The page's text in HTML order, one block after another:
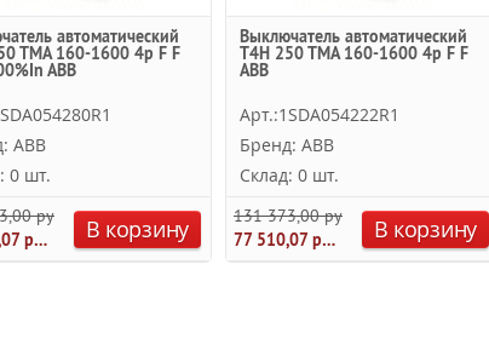
автоматический
TMA 160-1600 4p F F
ABB
ABB
0 шт.
руб.
77 510,07 руб.
В корзину
Выключатель автоматический
T4H 250 TMA 160-1600 4p F F
ABB
Арт.:1SDA054222R1
Бренд: ABB
Склад: 0 шт.
131 373,00 руб.
77 510,07 руб.
В корзину